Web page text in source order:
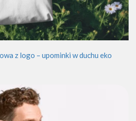
z logo – upominki w duchu eko